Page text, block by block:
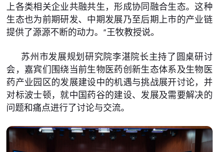
上各类相关企业共融共生，形成协同融合生态。这种
生态也为前期研发、中期发展乃至后期上市的产业链
提供了源源不断的动力。”王牧教授说。
苏州市发展规划研究院李湛院长主持了圆桌研讨
会，嘉宾们围绕当前生物医药创新生态体系及生物医
药产业园区的发展建设中的机遇与挑战展开讨论，并
对标波士顿，就中国药谷的建设、发展及需要解决的
问题和痛点进行了讨论与交流。